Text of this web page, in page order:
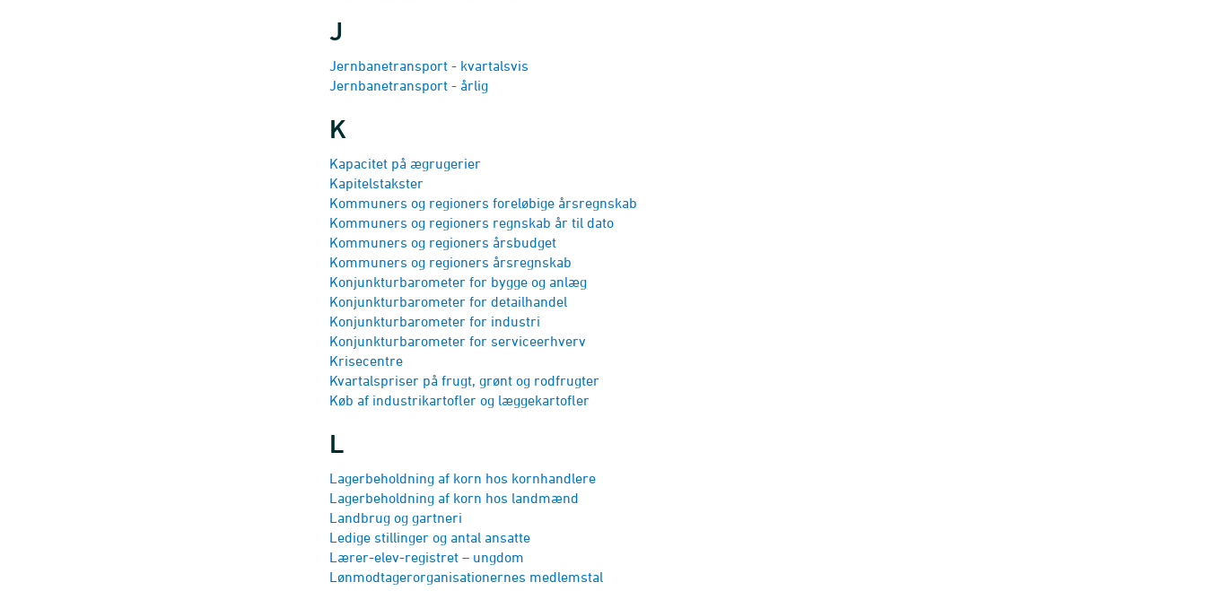
J
Jernbane­transport - kvartalsvis
Jernbanetransport - årlig
K
Kapacitet på ægrugerier
Kapitels­takster
Kommuners og regioners foreløbige årsregnskab
Kommuners og regioners regnskab år til dato
Kommuners og regioners årsbudget
Kommuners og regioners årsregnskab
Konjunktur­barometer for bygge og anlæg
Konjunktur­barometer for detailhandel
Konjunktur­barometer for industri
Konjunktur­barometer for service­erhverv
Krisecentre
Kvartalspriser på frugt, grønt og rodfrugter
Køb af industrikartofler og læggekartofler
L
Lagerbeholdning af korn hos kornhandlere
Lagerbeholdning af korn hos landmænd
Landbrug og gartneri
Ledige stillinger og antal ansatte
Lærer-elev-registret – ungdom
Lønmodtager­organisa­tionernes medlemstal